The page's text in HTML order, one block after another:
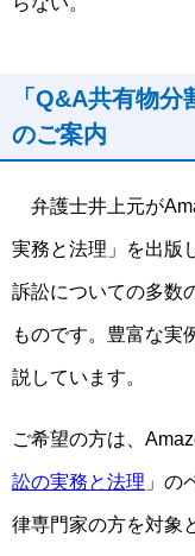
「Q&A共有物
のご案内
弁護士井上元が
実務と法理」を出版
訴訟についての多数
ものです。豊富な実
説しています。
ご希望の方は、
訟の実務と法理 」の
律専門家の方を対象